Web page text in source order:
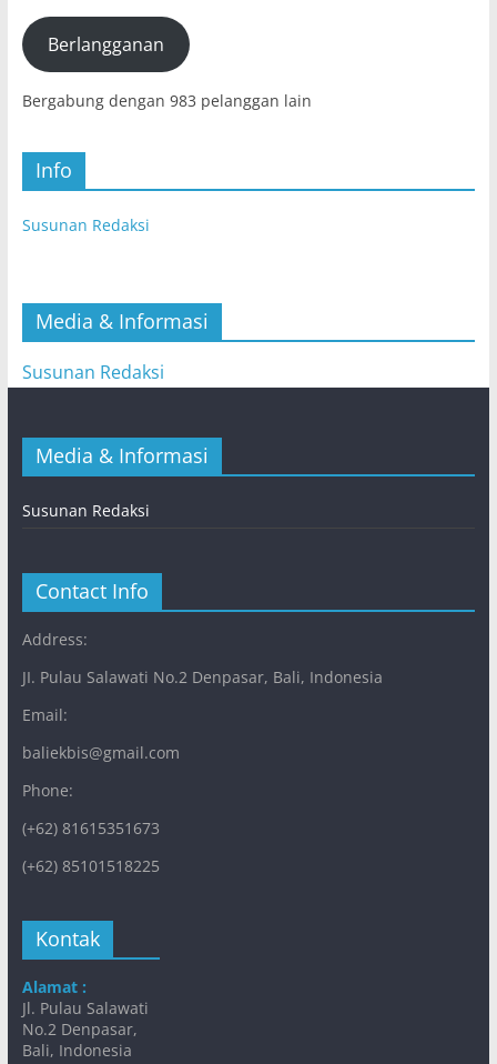
(E-
mail)Berlangganan
Bergabung dengan 983 pelanggan lain
Info
Susunan Redaksi
Media & Informasi
Susunan Redaksi
Media & Informasi
Susunan Redaksi
Contact Info
Address:
JI. Pulau Salawati No.2 Denpasar, Bali, Indonesia
Email:
baliekbis@gmail.com
Phone:
(+62) 81615351673
(+62) 85101518225
Kontak
Alamat :
Jl. Pulau Salawati
No.2 Denpasar,
Bali, Indonesia